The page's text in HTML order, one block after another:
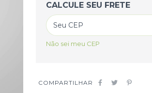
CALCULE SEU FRETE
Não sei meu CEP
COMPARTILHAR